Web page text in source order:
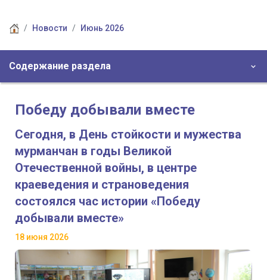
Новости Июнь 2026
Содержание раздела
Победу добывали вместе
Сегодня, в День стойкости и мужества
мурманчан в годы Великой
Отечественной войны, в центре
краеведения и страноведения
состоялся час истории «Победу
добывали вместе»
18 июня 2026